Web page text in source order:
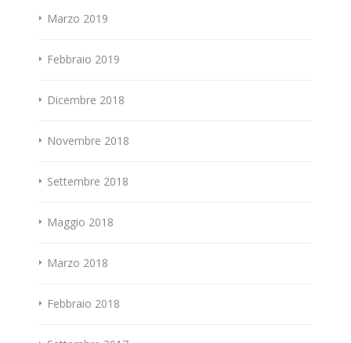
Marzo 2019
Febbraio 2019
Dicembre 2018
Novembre 2018
Settembre 2018
Maggio 2018
Marzo 2018
Febbraio 2018